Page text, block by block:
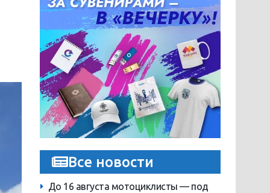
Все новости
До 16 августа мотоциклисты — под